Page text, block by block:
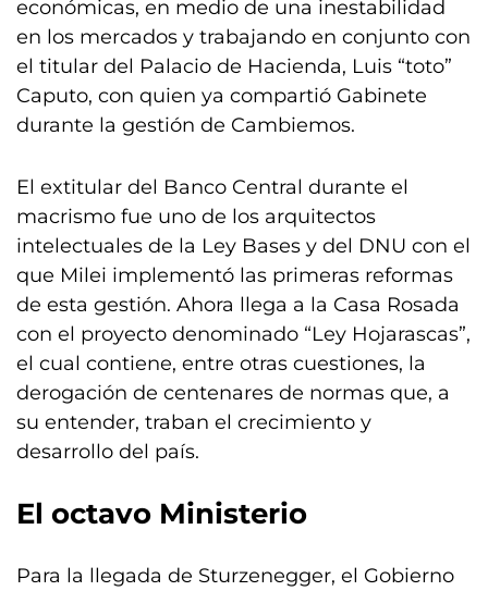
económicas, en medio de una inestabilidad
en los mercados y trabajando en conjunto con
el titular del Palacio de Hacienda, Luis “toto”
Caputo, con quien ya compartió Gabinete
durante la gestión de Cambiemos.
El extitular del Banco Central durante el
macrismo fue uno de los arquitectos
intelectuales de la Ley Bases y del DNU con el
que Milei implementó las primeras reformas
de esta gestión. Ahora llega a la Casa Rosada
con el proyecto denominado “Ley Hojarascas”,
el cual contiene, entre otras cuestiones, la
derogación de centenares de normas que, a
su entender, traban el crecimiento y
desarrollo del país.
El octavo Ministerio
Para la llegada de Sturzenegger, el Gobierno